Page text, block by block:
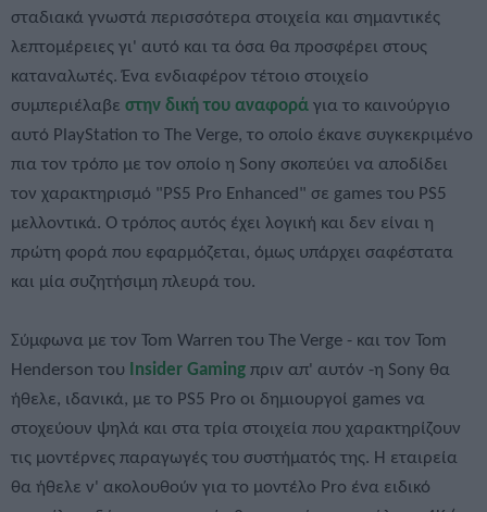
σταδιακά γνωστά περισσότερα στοιχεία και σημαντικές
λεπτομέρειες γι' αυτό και τα όσα θα προσφέρει στους
καταναλωτές. Ένα ενδιαφέρον τέτοιο στοιχείο
συμπεριέλαβε στην δική του αναφορά για το καινούργιο
αυτό PlayStation το The Verge, το οποίο έκανε συγκεκριμένο
πια τον τρόπο με τον οποίο η Sony σκοπεύει να αποδίδει
τον χαρακτηρισμό "PS5 Pro Enhanced" σε games του PS5
μελλοντικά. Ο τρόπος αυτός έχει λογική και δεν είναι η
πρώτη φορά που εφαρμόζεται, όμως υπάρχει σαφέστατα
και μία συζητήσιμη πλευρά του.
Σύμφωνα με τον Tom Warren του The Verge - και τον Tom
Henderson του Insider Gaming πριν απ' αυτόν -η Sony θα
ήθελε, ιδανικά, με το PS5 Pro οι δημιουργοί games να
στοχεύουν ψηλά και στα τρία στοιχεία που χαρακτηρίζουν
τις μοντέρνες παραγωγές του συστήματός της. Η εταιρεία
θα ήθελε ν' ακολουθούν για το μοντέλο Pro ένα ειδικό